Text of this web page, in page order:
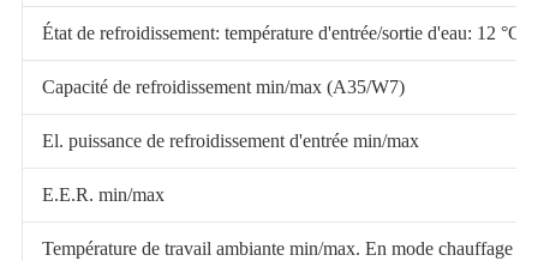
État de refroidissement: température d'entrée/sortie d'eau: 12
Capacité de refroidissement min/max (A35/W7)
El. puissance de refroidissement d'entrée min/max
E.E.R. min/max
Température de travail ambiante min/max. En mode chauffage